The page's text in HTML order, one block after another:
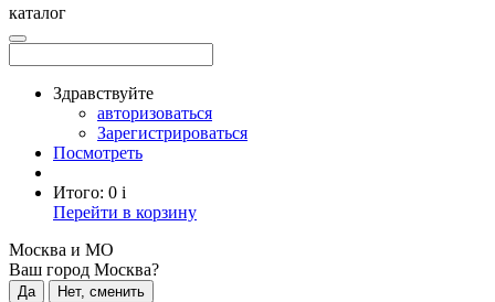
каталог
Здравствуйте
авторизоваться
Зарегистрироваться
Посмотреть
Итого: 0 i
Перейти в корзину
Москва и МО
Ваш город Москва?
Да Нет, сменить